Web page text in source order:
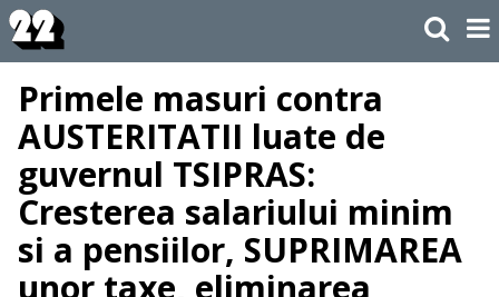
Primele masuri contra
AUSTERITATII luate de
guvernul TSIPRAS:
Cresterea salariului minim
si a pensiilor, SUPRIMAREA
unor taxe, eliminarea